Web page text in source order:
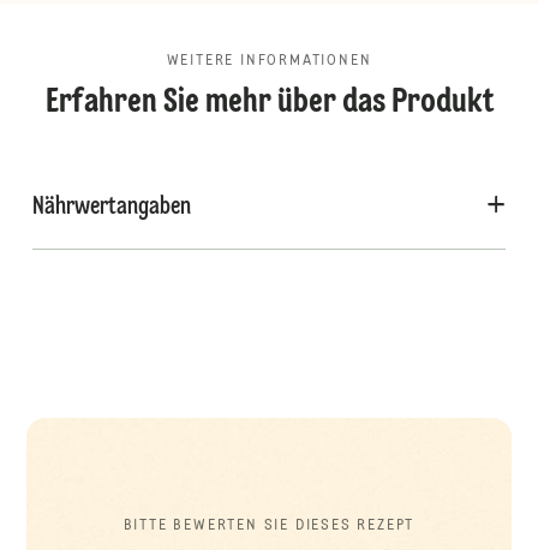
WEITERE INFORMATIONEN
Erfahren Sie mehr über das Produkt
Nährwertangaben
BITTE BEWERTEN SIE DIESES REZEPT